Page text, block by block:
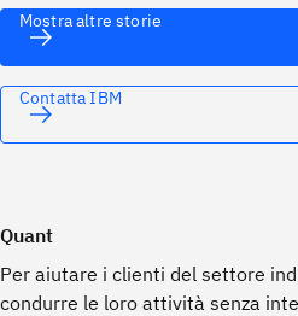
Mostra altre storie
Contatta IBM
Quant
Per aiutare i clienti del settore
condurre le loro attività senza